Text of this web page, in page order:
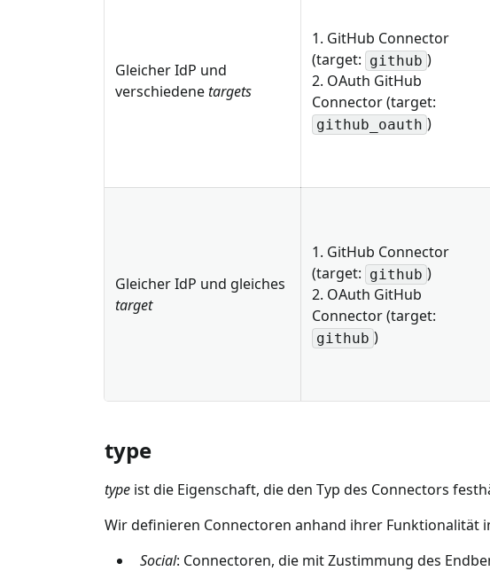
Gleicher IdP und
verschiedenetargets
1. GitHub Connector
(target: github )
2. OAuth GitHub
Connector (target:
github_oauth )
Gleicher IdP und gleiches
target
1. GitHub Connector
(target: github )
2. OAuth GitHub
Connector (target:
github )
type
type ist die Eigenschaft, die den Typ des Connectors
Wir definieren Connectoren anhand ihrer Funktionalität
Social: Connectoren, die mit Zustimmung des